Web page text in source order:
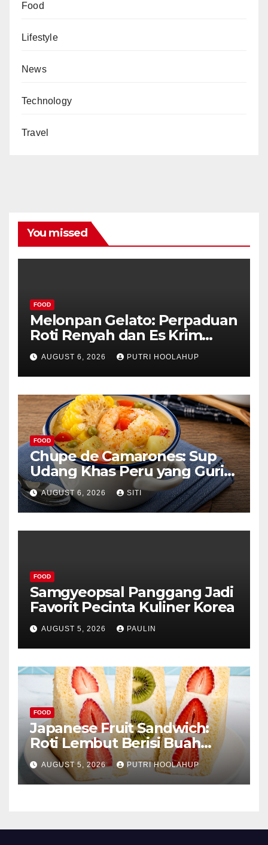
Food
Lifestyle
News
Technology
Travel
You missed
FOOD
Melonpan Gelato: Perpaduan
Roti Renyah dan Es Krim
Lembut yang Menggoda
AUGUST 6, 2026 PUTRI HOOLAHUP
FOOD
Chupe de Camarones: Sup
Udang Khas Peru yang Gurih
Lezat
AUGUST 6, 2026 SITI
FOOD
Samgyeopsal Panggang Jadi
Favorit Pecinta Kuliner Korea
AUGUST 5, 2026 PAULIN
FOOD
Japanese Fruit Sandwich:
Roti Lembut Berisi Buah
Segar yang Memikat Selera
AUGUST 5, 2026 PUTRI HOOLAHUP